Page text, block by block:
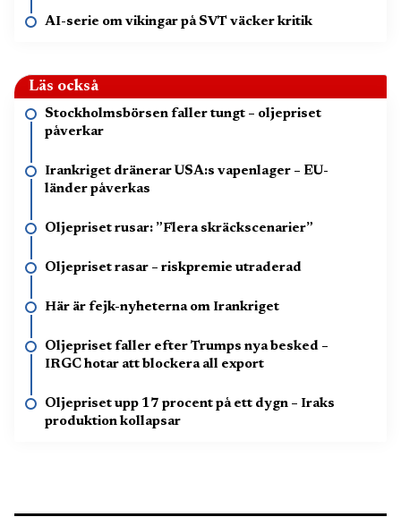
AI-serie om vikingar på SVT väcker kritik
Läs också
Stockholmsbörsen faller tungt – oljepriset
påverkar
Irankriget dränerar USA:s vapenlager – EU-
länder påverkas
Oljepriset rusar: ”Flera skräckscenarier”
Oljepriset rasar – riskpremie utraderad
Här är fejk-nyheterna om Irankriget
Oljepriset faller efter Trumps nya besked –
IRGC hotar att blockera all export
Oljepriset upp 17 procent på ett dygn – Iraks
produktion kollapsar